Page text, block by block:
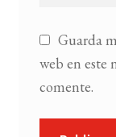
Guarda
web en este
comente.